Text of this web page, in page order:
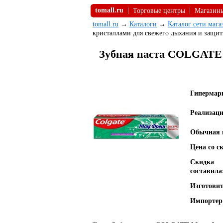
tomall.ru Торговые центры
tomall.ru → Каталоги → Каталог сети
кристаллами для свежего дыхания и
Зубная паста
Обычная
Цена со
Скидка